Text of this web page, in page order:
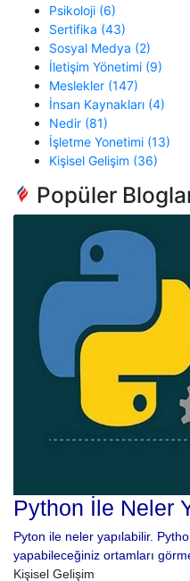
Psikoloji (6)
Sertifika (43)
Sosyal Medya (2)
İletişim Yönetimi (9)
Meslekler (147)
İnsan Kaynakları (4)
Nedir (81)
İşletme Yonetimi (13)
Kişisel Gelişim (36)
Popüler
Python İle Neler
Pyton ile neler yapılabilir.
yapabileceğiniz ortamları
Kişisel Gelişim